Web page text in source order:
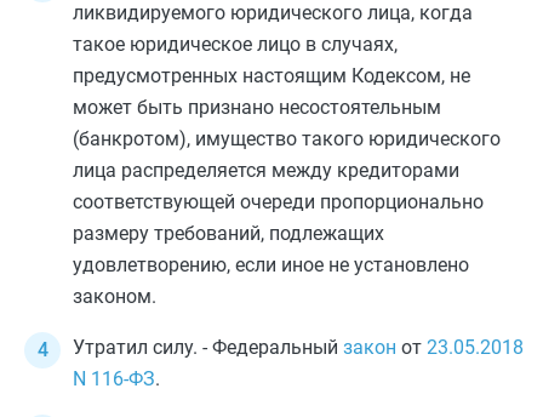
ликвидируемого юридического лица, когда
такое юридическое лицо в случаях,
предусмотренных настоящим Кодексом, не
может быть признано несостоятельным
(банкротом), имущество такого юридического
лица распределяется между кредиторами
соответствующей очереди пропорционально
размеру требований, подлежащих
удовлетворению, если иное не установлено
законом.
Утратил силу. - Федеральный закон от 23.05.2018
N 116-ФЗ.